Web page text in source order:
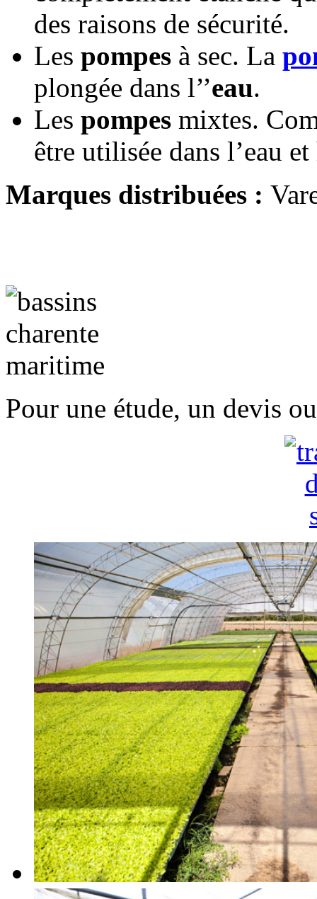
des raisons de sécurité.
Les pompes à sec. La
plongée dans l’’eau.
Les pompes mixtes.
être utilisée dans l’eau
Marques distribuées :
Pour une étude, un devis